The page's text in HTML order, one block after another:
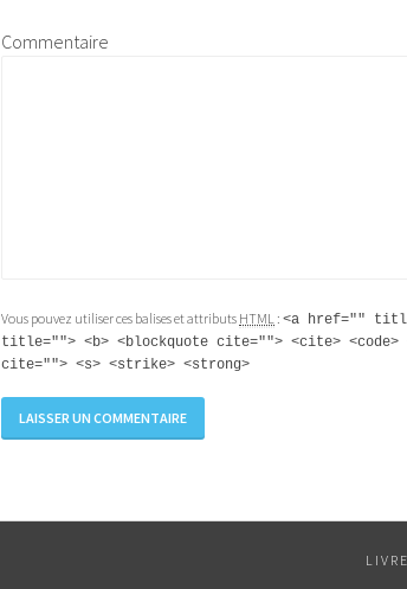
Commentaire
Vous pouvez utiliser ces balises et attributs HTML : <a href=""
title=""> <b> <blockquote cite=""> <cite> <code>
cite=""> <s> <strike> <strong>